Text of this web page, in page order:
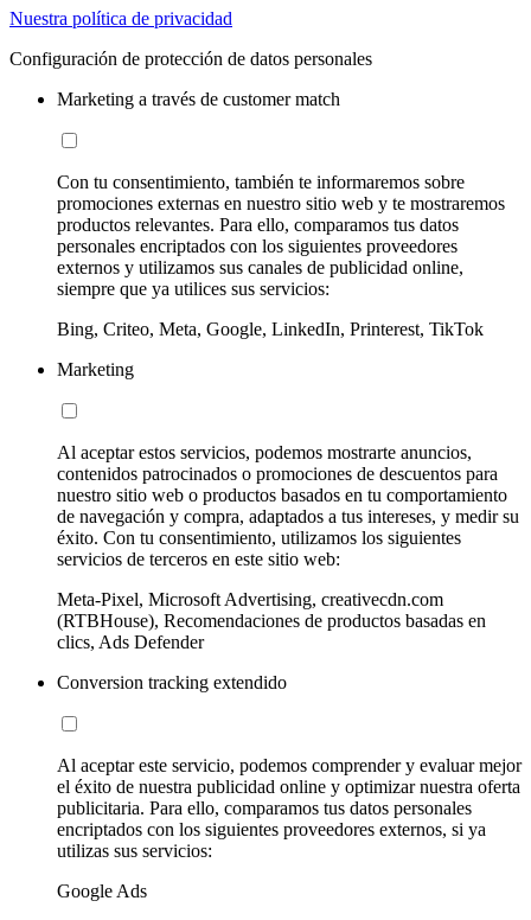
Nuestra política de privacidad
Configuración de protección de datos personales
Marketing a través de customer match
Con tu consentimiento, también te informaremos sobre
promociones externas en nuestro sitio web y te mostraremos
productos relevantes. Para ello, comparamos tus datos
personales encriptados con los siguientes proveedores
externos y utilizamos sus canales de publicidad online,
siempre que ya utilices sus servicios:
Bing, Criteo, Meta, Google, LinkedIn, Printerest, TikTok
Marketing
Al aceptar estos servicios, podemos mostrarte anuncios,
contenidos patrocinados o promociones de descuentos para
nuestro sitio web o productos basados en tu comportamiento
de navegación y compra, adaptados a tus intereses, y medir su
éxito. Con tu consentimiento, utilizamos los siguientes
servicios de terceros en este sitio web:
Meta-Pixel, Microsoft Advertising, creativecdn.com
(RTBHouse), Recomendaciones de productos basadas en
clics, Ads Defender
Conversion tracking extendido
Al aceptar este servicio, podemos comprender y evaluar mejor
el éxito de nuestra publicidad online y optimizar nuestra oferta
publicitaria. Para ello, comparamos tus datos personales
encriptados con los siguientes proveedores externos, si ya
utilizas sus servicios:
Google Ads